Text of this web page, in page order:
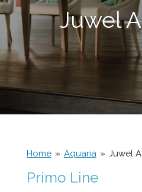
Juwel
Home » Aquaria » Juwel
Primo Line